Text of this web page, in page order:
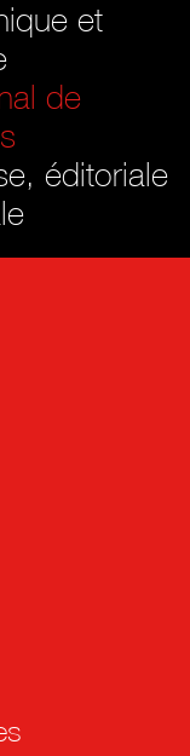
et
de
éditoriale